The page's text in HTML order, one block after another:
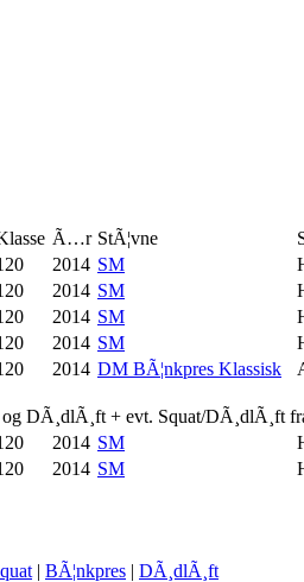
Ã…r StÃ¦vne
2014 SM
2014 SM
2014 SM
2014 SM
2014 DM BÃ¦nkpres Klassisk
DÃ¸dlÃ¸ft + evt. Squat/DÃ¸dlÃ¸ft
2014 SM
2014 SM
| BÃ¦nkpres | DÃ¸dlÃ¸ft